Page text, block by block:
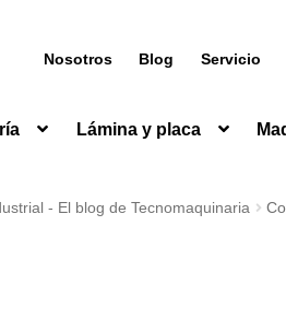
Nosotros Blog Servicio
Lámina y placa
- El blog de Tecnomaquinaria